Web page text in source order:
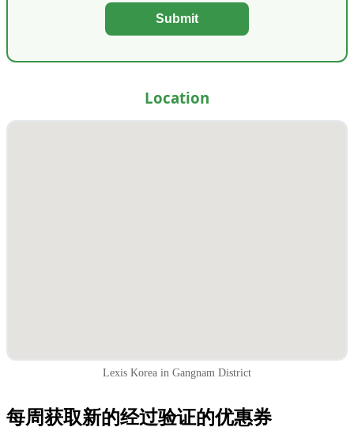
Submit
Location
Lexis Korea in Gangnam District
每周获取新的经过验证的优惠券